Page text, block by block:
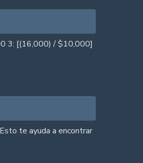
3: [(16,000) / $10,000]
te ayuda a encontrar